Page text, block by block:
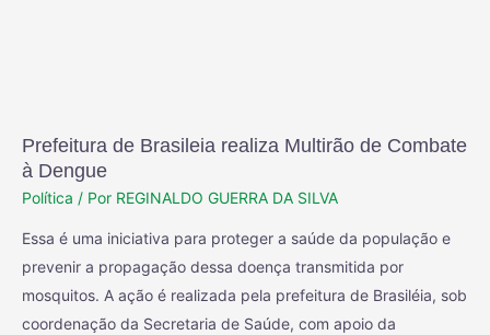
Prefeitura de Brasileia realiza Multirão de Combate
à Dengue
Política / Por REGINALDO GUERRA DA SILVA
Essa é uma iniciativa para proteger a saúde da população e
prevenir a propagação dessa doença transmitida por
mosquitos. A ação é realizada pela prefeitura de Brasiléia, sob
coordenação da Secretaria de Saúde, com apoio da